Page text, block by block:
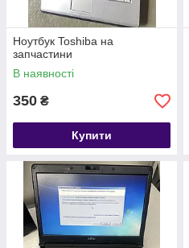
Ноутбук Toshiba на
запчастини
В наявності
350 ₴
Купити